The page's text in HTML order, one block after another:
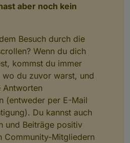
aber noch kein
Besuch durch die
Wenn du dich
kommst du immer
du zuvor warst, und
Antworten
(entweder per E-Mail
Du kannst auch
und Beiträge positiv
Community-Mitgliedern